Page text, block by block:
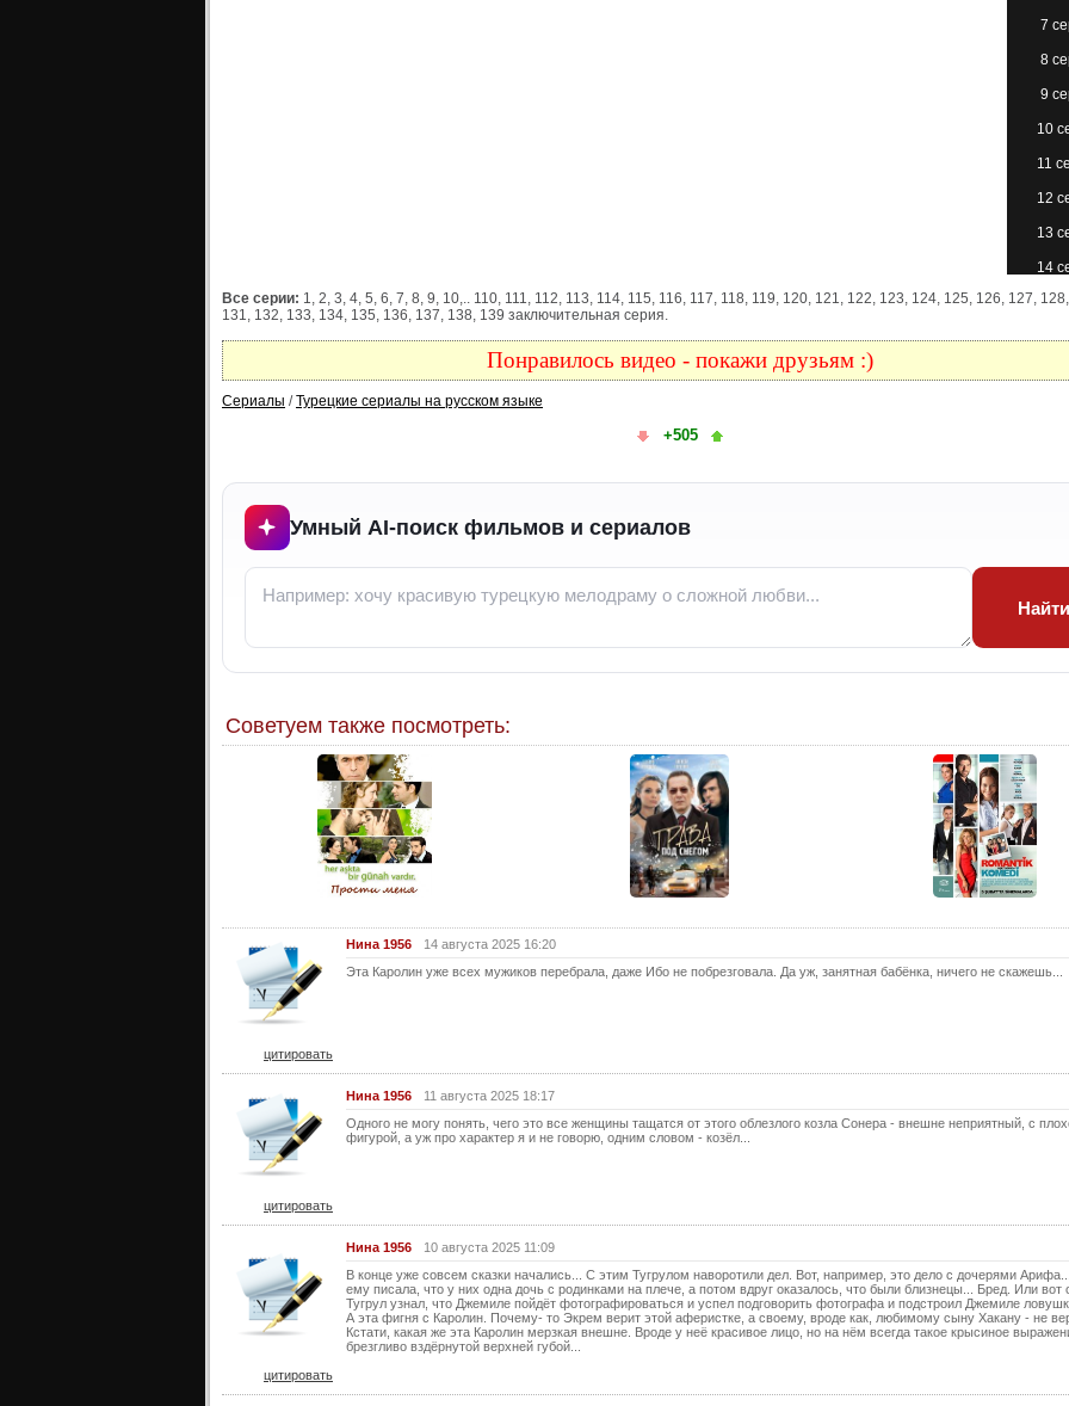
7
8
9
10
11
12
13
14
15
16
24
25
29
30
32
33
39
43
44
45
Все серии: 1, 2, 3, 4, 5, 6, 7, 8, 9, 10,.. 110, 111, 112, 113, 114, 115, 116, 117, 118, 119, 120, 121, 122, 123, 124, 125, 126, 127,
131, 132, 133, 134, 135, 136, 137, 138, 139 заключительная серия.
Понравилось видео - покажи друзьям :)
Сериалы /Турецкие сериалы на русском языке
+505
Умный AI-поиск фильмов и сериалов
Найти
Советуем также посмотреть:
Нина 1956
14 августа 2025 16:20
Эта Каролин уже всех мужиков перебрала, даже Ибо не побрезговала. Да уж, занятная бабёнка, ничего не скажешь...
цитировать
Нина 1956
11 августа 2025 18:17
Одного не могу понять, чего это все женщины тащатся от этого облезлого козла Сонера - внешне неприятный, с
фигурой, а уж про характер я и не говорю, одним словом - козёл...
цитировать
Нина 1956
10 августа 2025 11:09
В конце уже совсем сказки начались... С этим Тугрулом наворотили дел. Вот, например, это дело с дочерями
ему писала, что у них одна дочь с родинками на плече, а потом вдруг оказалось, что были близнецы... Бред. Или вот
Тугрул узнал, что Джемиле пойдёт фотографироваться и успел подговорить фотографа и подстроил Джемиле
А эта фигня с Каролин. Почему- то Экрем верит этой аферистке, а своему, вроде как, любимому сыну Хакану - не
Кстати, какая же эта Каролин мерзкая внешне. Вроде у неё красивое лицо, но на нём всегда такое крысиное
брезгливо вздёрнутой верхней губой...
цитировать